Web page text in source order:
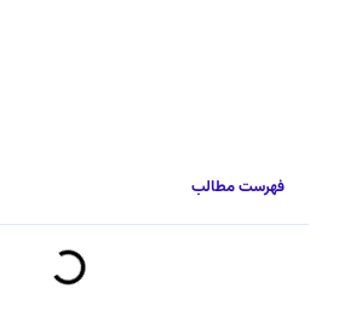
فهرست مطالب